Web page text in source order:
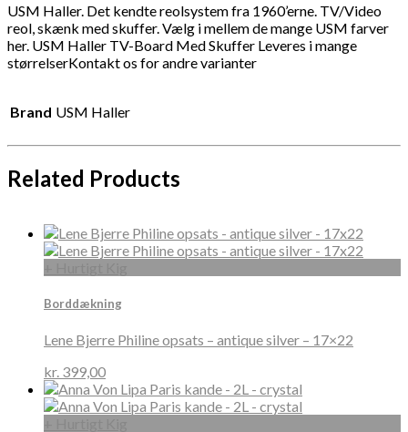
USM Haller. Det kendte reolsystem fra 1960’erne. TV/Video
reol, skænk med skuffer. Vælg i mellem de mange USM farver
her. USM Haller TV-Board Med Skuffer Leveres i mange
størrelserKontakt os for andre varianter
Brand USM Haller
Related Products
Borddækning
Lene Bjerre Philine opsats – antique silver – 17×22
kr. 399,00